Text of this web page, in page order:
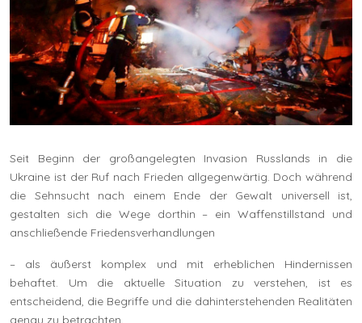
Seit Beginn der großangelegten Invasion Russlands in die
Ukraine ist der Ruf nach Frieden allgegenwärtig. Doch während
die Sehnsucht nach einem Ende der Gewalt universell ist,
gestalten sich die Wege dorthin – ein Waffenstillstand und
anschließende Friedensverhandlungen
– als äußerst komplex und mit erheblichen Hindernissen
behaftet. Um die aktuelle Situation zu verstehen, ist es
entscheidend, die Begriffe und die dahinterstehenden Realitäten
genau zu betrachten.